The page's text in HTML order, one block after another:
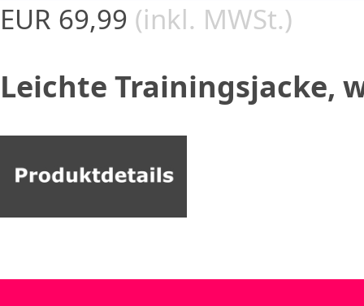
EUR 69,99 (inkl. MWSt.)
Leichte Trainingsjacke,